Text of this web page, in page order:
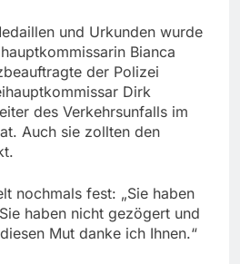
und Urkunden wurde
Bianca
der Polizei
Dirk
des Verkehrsunfalls im
Auch sie zollten den
nochmals fest: „Sie haben
haben nicht gezögert und
Mut danke ich Ihnen.“